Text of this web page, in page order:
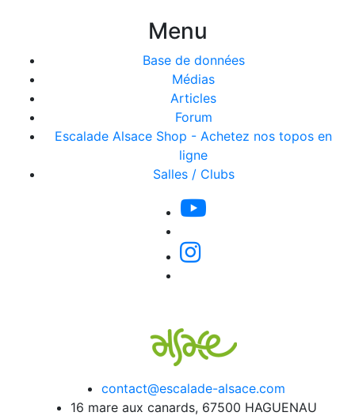
Menu
Base de données
Médias
Articles
Forum
Escalade Alsace Shop - Achetez nos topos en
ligne
Salles / Clubs
contact@escalade-alsace.com
16 mare aux canards, 67500 HAGUENAU